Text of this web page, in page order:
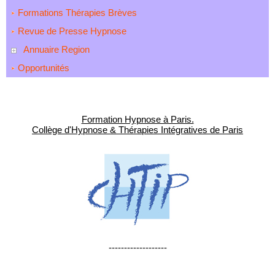
Formations Thérapies Brèves
Revue de Presse Hypnose
Annuaire Region
Opportunités
Formation Hypnose à Paris.
Collège d'Hypnose & Thérapies Intégratives de Paris
-------------------